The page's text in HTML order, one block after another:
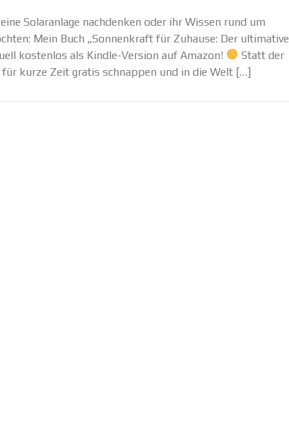
Solaranlage nachdenken oder ihr Wissen rund um
Mein Buch „Sonnenkraft für Zuhause: Der ultimative
kostenlos als Kindle-Version auf Amazon!
Statt der
kurze Zeit gratis schnappen und in die Welt […]